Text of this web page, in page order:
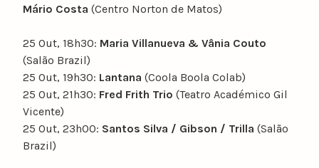
Mário Costa (Centro Norton de Matos)
25 Out, 18h30: Maria Villanueva & Vânia Couto
(Salão Brazil)
25 Out, 19h30: Lantana (Coola Boola Colab)
25 Out, 21h30: Fred Frith Trio (Teatro Académico Gil
Vicente)
25 Out, 23h00: Santos Silva / Gibson / Trilla (Salão
Brazil)